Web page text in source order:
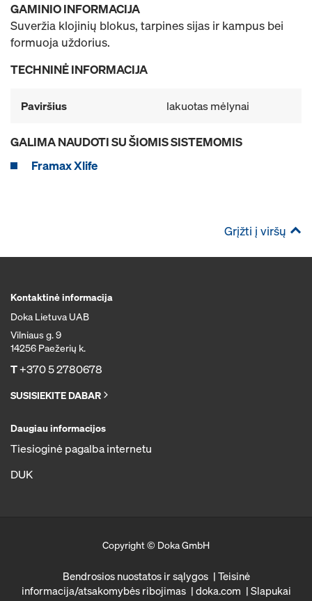
GAMINIO INFORMACIJA
Suveržia klojinių blokus, tarpines sijas ir kampus bei
formuoja uždorius.
TECHNINĖ INFORMACIJA
Paviršius lakuotas mėlynai
GALIMA NAUDOTI SU ŠIOMIS SISTEMOMIS
Framax Xlife
Grįžti į viršų
Kontaktinė informacija
Doka Lietuva UAB
Vilniaus g. 9
14256 Paežerių k.
T+370 5 2780678
SUSISIEKITE DABAR
Daugiau informacijos
Tiesioginė pagalba internetu
DUK
Copyright © Doka GmbH
Bendrosios nuostatos ir sąlygos
Teisinė
informacija/atsakomybės ribojimas
doka.com Slapukai